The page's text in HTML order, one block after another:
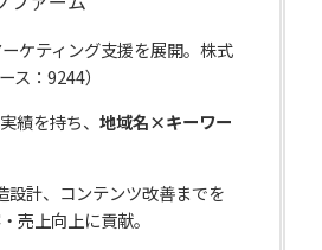
ケティング支援を展開。株式
ス：9244）
績を持ち、 地域名×キーワー
計、コンテンツ改善までを
売上向上に貢献。